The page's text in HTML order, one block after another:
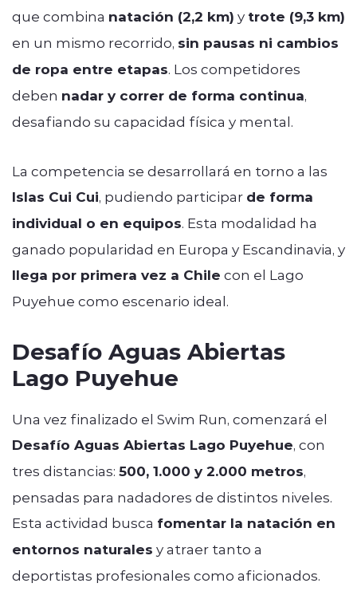
que combina natación (2,2 km) y trote (9,3 km)
en un mismo recorrido, sin pausas ni cambios
de ropa entre etapas. Los competidores
deben nadar y correr de forma continua,
desafiando su capacidad física y mental.
La competencia se desarrollará en torno a las
Islas Cui Cui, pudiendo participar de forma
individual o en equipos. Esta modalidad ha
ganado popularidad en Europa y Escandinavia, y
llega por primera vez a Chile con el Lago
Puyehue como escenario ideal.
Desafío Aguas Abiertas
Lago Puyehue
Una vez finalizado el Swim Run, comenzará el
Desafío Aguas Abiertas Lago Puyehue, con
tres distancias: 500, 1.000 y 2.000 metros,
pensadas para nadadores de distintos niveles.
Esta actividad busca fomentar la natación en
entornos naturales y atraer tanto a
deportistas profesionales como aficionados.